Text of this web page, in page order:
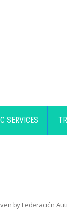
SERVICES
by Federación